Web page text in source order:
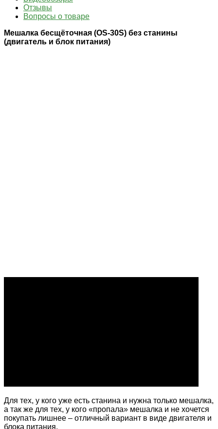
Описание
Характеристики
Видеообзоры
Отзывы
Вопросы о товаре
Для тех, у кого уже есть станина и нужна только мешалка,